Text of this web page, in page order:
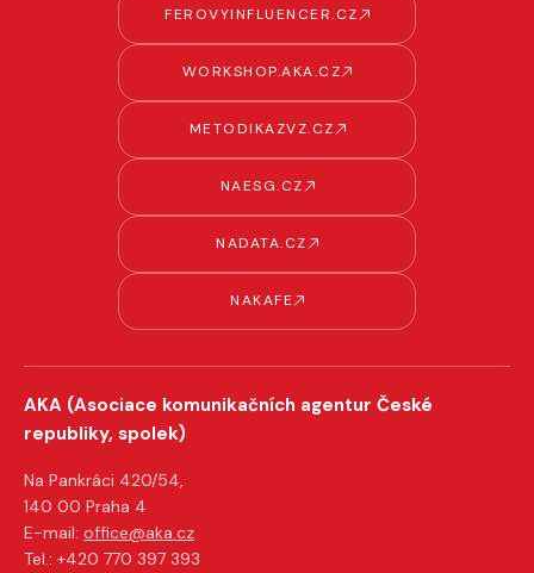
FEROVYINFLUENCER.CZ
WORKSHOP.AKA.CZ
METODIKAZVZ.CZ
NAESG.CZ
NADATA.CZ
NAKAFE
AKA (Asociace komunikačních agentur České
republiky, spolek)
Na Pankráci 420/54,
140 00 Praha 4
E-mail: office@aka.cz
Tel.: +420 770 397 393